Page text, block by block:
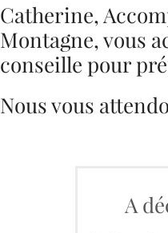
Catherine,
Montagne, vous
conseille pour
Nous vous
A